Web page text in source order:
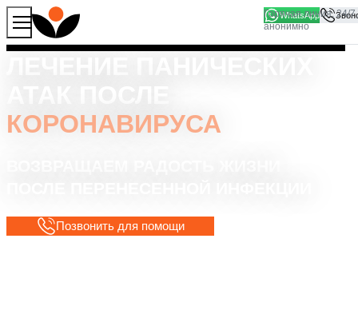
WhatsApp
КОРОНАВИРУСА
Позвонить для помощи
Продолжая работу с сайтом, вы соглашаетесь на то, что
мы используем файлы
Хорошо